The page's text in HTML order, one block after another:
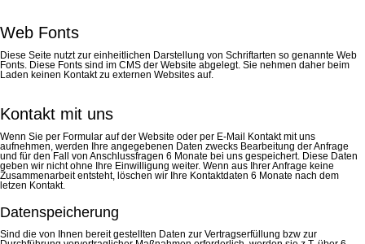
Web Fonts
Diese Seite nutzt zur einheitlichen Darstellung von Schriftarten so genannte Web
Fonts. Diese Fonts sind im CMS der Website abgelegt. Sie nehmen daher beim
Laden keinen Kontakt zu externen Websites auf.
Kontakt mit uns
Wenn Sie per Formular auf der Website oder per E-Mail Kontakt mit uns
aufnehmen, werden Ihre angegebenen Daten zwecks Bearbeitung der Anfrage
und für den Fall von Anschlussfragen 6 Monate bei uns gespeichert. Diese Daten
geben wir nicht ohne Ihre Einwilligung weiter. Wenn aus Ihrer Anfrage keine
Zusammenarbeit entsteht, löschen wir Ihre Kontaktdaten 6 Monate nach dem
letzen Kontakt.
Datenspeicherung
Sind die von Ihnen bereit gestellten Daten zur Vertragserfüllung bzw zur